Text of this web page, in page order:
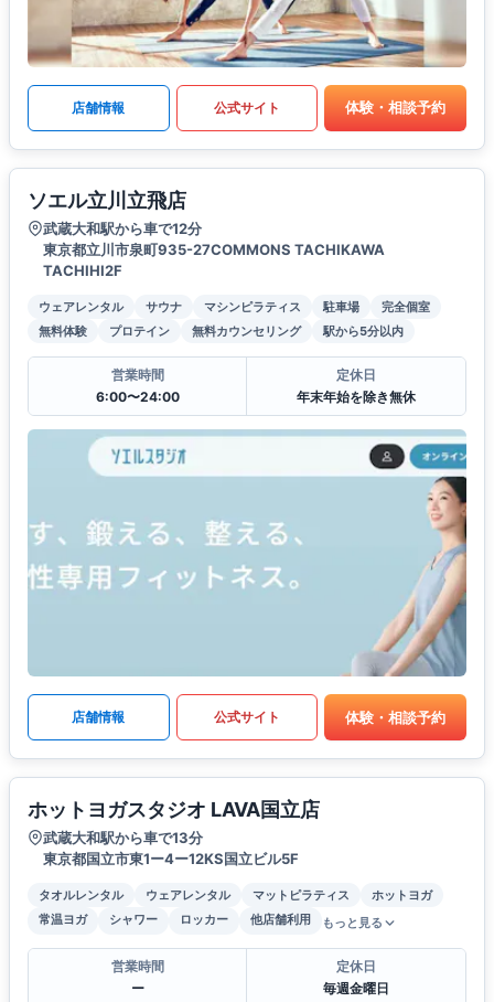
店舗情報 公式サイト 体験・相談予約
ソエル立川立飛店
武蔵大和駅から車で12分
東京都立川市泉町935-27COMMONS TACHIKAWA
TACHIHI2F
ウェアレンタル サウナ マシンピラティス 駐車場
完全個室
無料体験
プロテイン 無料カウンセリング 駅から5分以内
営業時間
6:00〜24:00
定休日
年末年始を除き無休
店舗情報 公式サイト 体験・相談予約
ホットヨガスタジオ LAVA国立店
武蔵大和駅から車で13分
東京都国立市東1ー4ー12KS国立ビル5F
タオルレンタル ウェアレンタル マットピラティス
ホットヨガ
常温ヨガ
シャワー ロッカー 他店舗利用 もっと見る
営業時間
ー
定休日
毎週金曜日